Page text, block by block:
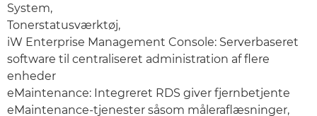
System,
Tonerstatusværktøj,
iW Enterprise Management Console: Serverbaseret
software til centraliseret administration af flere
enheder
eMaintenance: Integreret RDS giver fjernbetjente
eMaintenance-tjenester såsom måleraflæsninger,